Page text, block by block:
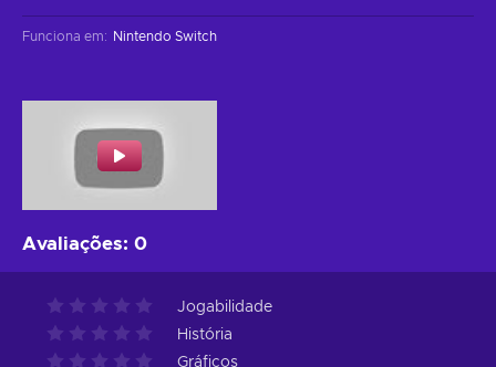
Funciona em: Nintendo Switch
Avaliações: 0
Jogabilidade
História
Gráficos